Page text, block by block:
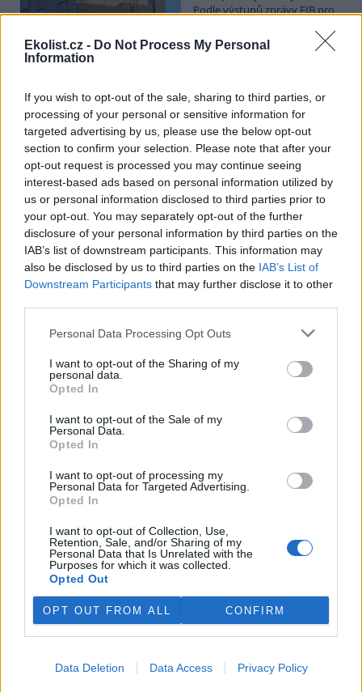
Ekolist.cz - Do Not Process My Personal
Information
If you wish to opt-out of the sale, sharing to third parties, or
processing of your personal or sensitive information for
targeted advertising by us, please use the below opt-out
section to confirm your selection. Please note that after your
opt-out request is processed you may continue seeing
interest-based ads based on personal information utilized by
us or personal information disclosed to third parties prior to
your opt-out. You may separately opt-out of the further
disclosure of your personal information by third parties on the
IAB’s list of downstream participants. This information may
also be disclosed by us to third parties on the IAB’s List of
Downstream Participants that may further disclose it to other
Personal Data Processing Opt Outs
I want to opt-out of the Sharing of my
personal data.
Opted In
I want to opt-out of the Sale of my
Personal Data.
Opted In
I want to opt-out of processing my
Personal Data for Targeted Advertising.
Opted In
I want to opt-out of Collection, Use,
Retention, Sale, and/or Sharing of my
Personal Data that Is Unrelated with the
Purposes for which it was collected.
Opted Out
OPT OUT FROM ALL CONFIRM
Data Deletion Data Access Privacy Policy
Podle výstupů zprávy EIB pro
se to týká přibližně 1,1 milionu lidí, tedy zhruba 40 % osob žijících v
nájmu. K řešení krize dostupnosti bydlení je kromě nové výstavby
centrech obcí, a zároveň snižovat jeho dlouhodobé provozní
náklady. Desetina českých domácností totiž vydává na bydlení více
než 40 % svých příjmů.
Greenpeace: Podpora moratoria na hlubokomořskou
těžbu vzrostla na 46 států. ČR mezi nimi zatím chybí
4.8.2026
Diskuse: 3
Přes víkend skončilo 31. Valné
shromáždění Mezinárodního
úřadu pro mořské dno (ISA),
kde měla své zastoupení i
Česká republika. Zasedání
skončilo zklamáním, protože se vládám členských států nepodařilo
nebudou tolerovány.
Luboš Pavlovič: Veřejnost může do poloviny srpna
připomínkovat plavební kanál u Přelouče
3.8.2026
Diskuse: 16
července 2026 zahájení
zjišťovacího řízení pro záměr
do Pardubic. Veřejnost může své vyjádření k vlivům této stavby na
životní prostředí poslat ministerstvu do 13. srpna 2026.
Kilian Kaminski: Evropa slibuje právo na opravu.
Budou ale opravy skutečně levnější?
1.8.2026
novou evropskou směrnici o